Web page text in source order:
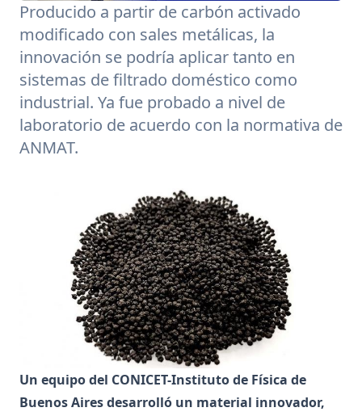
Producido a partir de carbón activado
modificado con sales metálicas, la
innovación se podría aplicar tanto en
sistemas de filtrado doméstico como
industrial. Ya fue probado a nivel de
laboratorio de acuerdo con la normativa de
ANMAT.
Un equipo del CONICET-Instituto de Física de
Buenos Aires desarrolló un material innovador,